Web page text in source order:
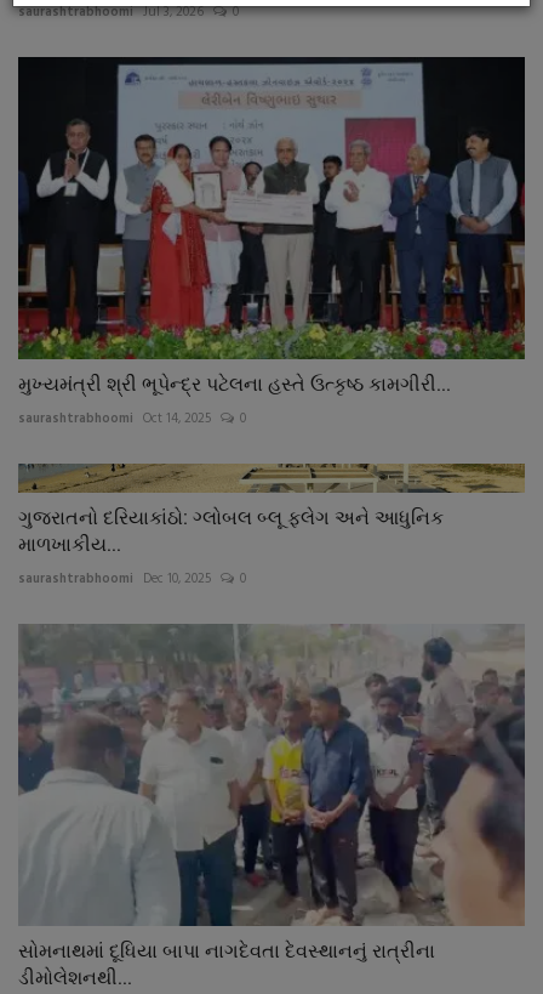
saurashtrabhoomi Jul 3, 2026 0
મુખ્યમંત્રી શ્રી ભૂપેન્દ્ર પટેલના હસ્તે ઉત્કૃષ્ઠ કામગીરી...
saurashtrabhoomi Oct 14, 2025 0
ગુજરાતનો દરિયાકાંઠો: ગ્લોબલ બ્લૂ ફ્લેગ અને આધુનિક
માળખાકીય...
saurashtrabhoomi Dec 10, 2025 0
સોમનાથમાં દૂધિયા બાપા નાગદેવતા દેવસ્થાનનું રાત્રીના
ડીમોલેશનથી...